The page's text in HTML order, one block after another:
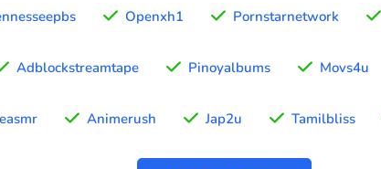
Openxh1 Pornstarnetwork
Adblockstreamtape Pinoyalbums Movs4u
Animerush Jap2u Tamilbliss